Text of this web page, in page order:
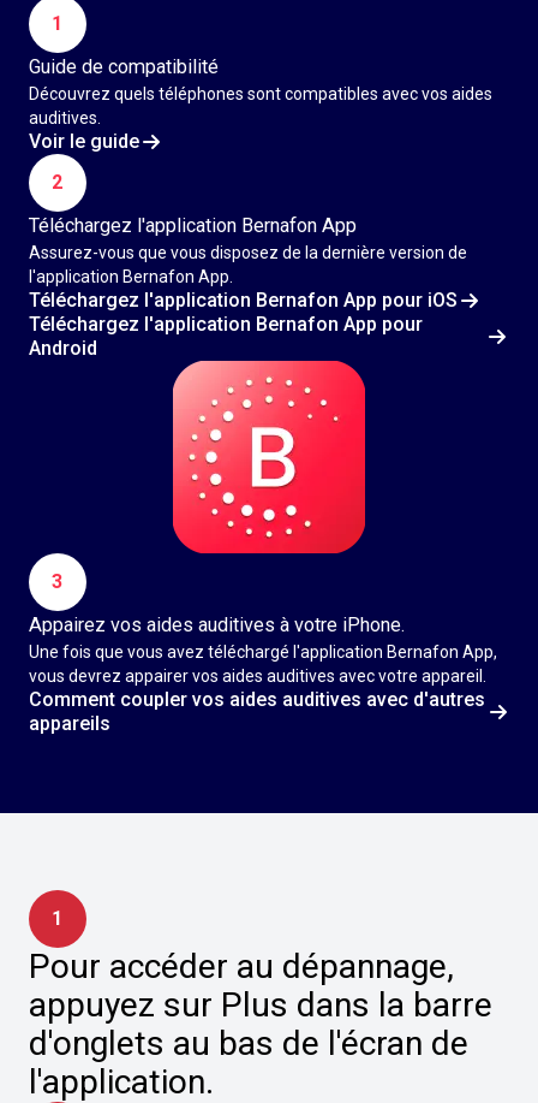
1
Guide de compatibilité
Découvrez quels téléphones sont compatibles avec vos aides
auditives.
Voir le guide
2
Téléchargez l'application Bernafon App
Assurez-vous que vous disposez de la dernière version de
l'application Bernafon App.
Téléchargez l'application Bernafon App pour iOS
Téléchargez l'application Bernafon App pour
Android
3
Appairez vos aides auditives à votre iPhone.
Une fois que vous avez téléchargé l'application Bernafon App,
vous devrez appairer vos aides auditives avec votre appareil.
Comment coupler vos aides auditives avec d'autres
appareils
1
Pour accéder au dépannage,
appuyez sur Plus dans la barre
d'onglets au bas de l'écran de
l'application.